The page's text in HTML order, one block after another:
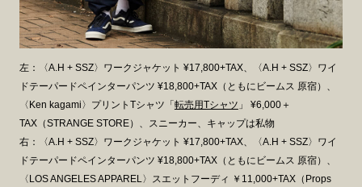
左：〈A.H + SSZ〉ワークジャケット ¥17,800+TAX、〈A.H + SSZ〉ワイ
ドテーパードペインターパンツ ¥18,800+TAX（ともにビームス 原宿）、
〈Ken kagami〉プリントTシャツ「 転売用Tシャツ 」 ¥6,000＋
TAX（STRANGE STORE）、スニーカー、キャップは私物
右：〈A.H + SSZ〉ワークジャケット ¥17,800+TAX、〈A.H + SSZ〉ワイ
ドテーパードペインターパンツ ¥18,800+TAX（ともにビームス 原宿）、
〈LOS ANGELES APPAREL〉スエットフーディ ￥11,000+TAX（Props